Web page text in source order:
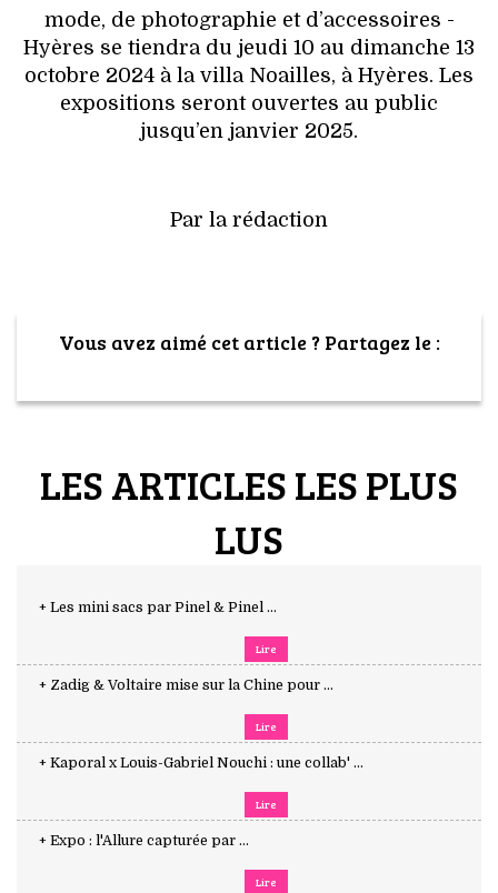
mode, de photographie et d’accessoires -
Hyères se tiendra du jeudi 10 au dimanche 13
octobre 2024 à la villa Noailles, à Hyères. Les
expositions seront ouvertes au public
jusqu’en janvier 2025.
Par la rédaction
Vous avez aimé cet article ? Partagez le :
LES ARTICLES LES PLUS
LUS
+ Les mini sacs par Pinel & Pinel ...
Lire
+ Zadig & Voltaire mise sur la Chine pour ...
Lire
+ Kaporal x Louis-Gabriel Nouchi : une collab' ...
Lire
+ Expo : l'Allure capturée par ...
Lire